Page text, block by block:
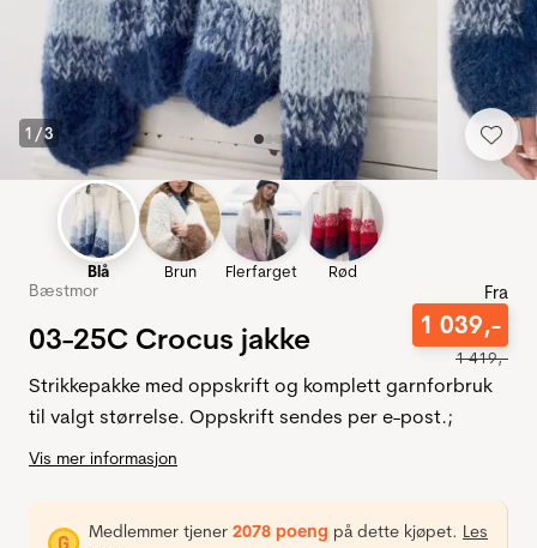
1 /3
Blå Brun Flerfarget Rød
Bæstmor
03-25C Crocus jakke
Fra
1 039,-
1419,-
Strikkepakke med oppskrift og komplett garnforbruk
til valgt størrelse. Oppskrift sendes per e-post.;
Vis mer informasjon
Medlemmer tjener 2078 poeng på dette kjøpet. Les